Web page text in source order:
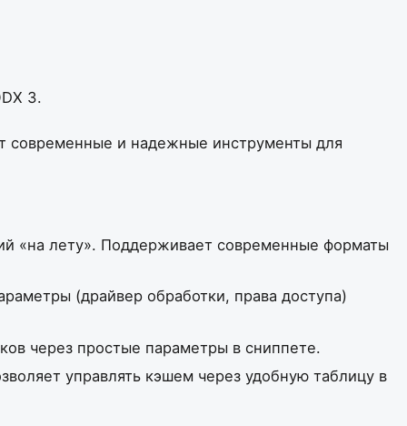
3.
современные и надежные инструменты для
«на лету». Поддерживает современные форматы
(драйвер обработки, права доступа)
через простые параметры в сниппете.
управлять кэшем через удобную таблицу в